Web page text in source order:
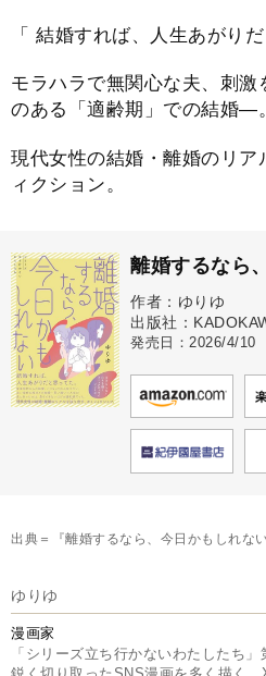
「 結婚すれば、人生あがり
モラハラで無関心な夫、刺
のある「適齢期」での結婚―。
現代女性の結婚・離婚のリア
ィクション。
離婚するなら
作者：ゆりゆ
出版社：
発売日：2026/4/10
出典＝『離婚するなら、今日かもしれな
ゆりゆ
漫画家
「シリーズ立ち行かないわたしたち